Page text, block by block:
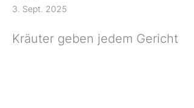
3. Sept. 2025
Kräuter geben jedem Gericht